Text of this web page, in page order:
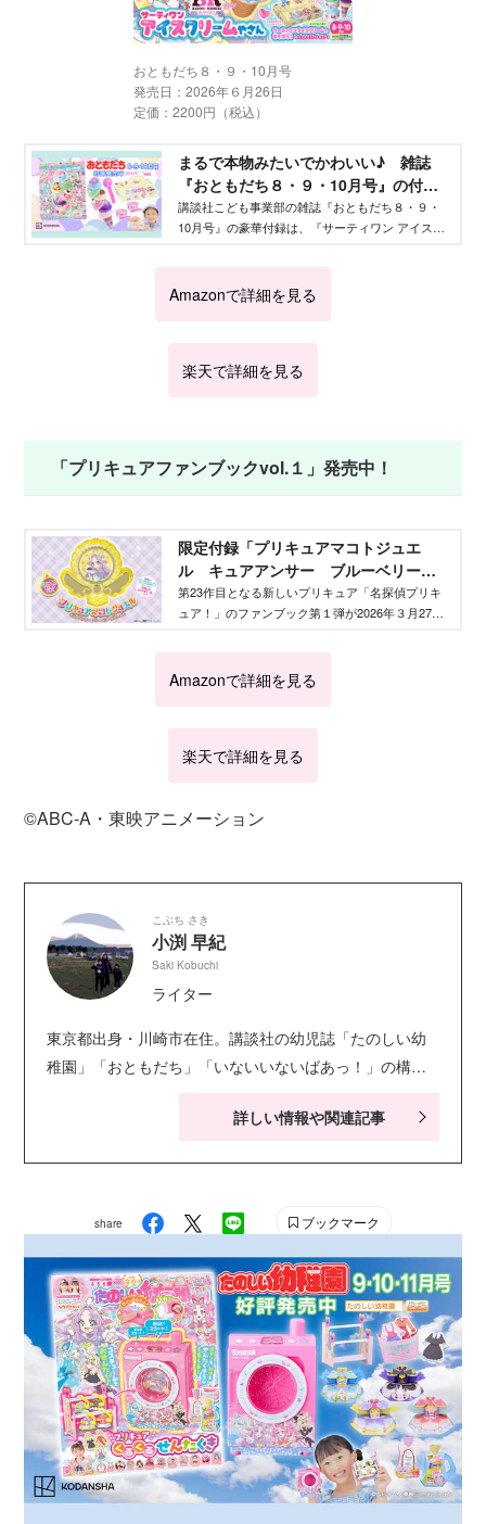
おともだち８・９・10月号
発売日：2026年６月26日
定価：2200円（税込）
まるで本物みたいでかわいい♪ 雑誌
『おともだち８・９・10月号』の付録
は『サーティワン アイスクリームやさ
ん』 - Aneひめ.net｜講談社
講談社こども事業部の雑誌『おともだち８・９・
10月号』の豪華付録は、『サーティワン アイスク
Amazonで詳細を見る
楽天で詳細を見る
「プリキュアファンブックvol.１」発売中！
限定付録「プリキュアマコトジュエ
ル キュアアンサー ブルーベリータ
ルトver.」が付いてくる！ 『だいすき
プリキュア！ めいたんていプリキュ
売！ - Aneひめ.net｜講談社
第23作目となる新しいプリキュア「名探偵プリキ
ュア！」のファンブック第１弾が2026年３月27日
Amazonで詳細を見る
楽天で詳細を見る
©ABC‐A・東映アニメーション
こぶち さき
小渕 早紀
Saki Kobuchi
ライター
東京都出身・川崎市在住。講談社の幼児誌「たのしい幼
稚園」「おともだち」「いないいないばあっ！」の構
ック・知育ドリルなども手がける。現在小学生の娘２人
詳しい情報や関連記事
share ブックマーク